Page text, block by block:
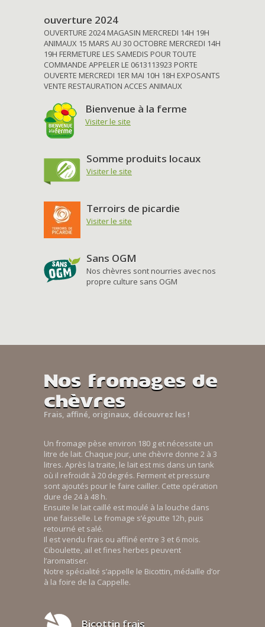
ouverture 2024
OUVERTURE 2024 MAGASIN MERCREDI 14H 19H
ANIMAUX 15 MARS AU 30 OCTOBRE MERCREDI 14H
19H FERMETURE LES SAMEDIS POUR TOUTE
COMMANDE APPELER LE 0613113923 PORTE
OUVERTE MERCREDI 1ER MAI 10H 18H EXPOSANTS
VENTE RESTAURATION ACCES ANIMAUX
Bienvenue à la ferme
Visiter le site
Somme produits locaux
Visiter le site
Terroirs de picardie
Visiter le site
Sans OGM
Nos chèvres sont nourries avec nos
propre culture sans OGM
Nos fromages de
chèvres
Frais, affiné, originaux, découvrez les !
Un fromage pèse environ 180 g et nécessite un
litre de lait. Chaque jour, une chèvre donne 2 à 3
litres. Après la traite, le lait est mis dans un tank
où il refroidit à 20 degrés. Ferment et pressure
sont ajoutés pour le faire cailler. Cette opération
dure de 24 à 48 h.
Ensuite le lait caillé est moulé à la louche dans
une faisselle. Le fromage s’égoutte 12h, puis
retourné et salé.
Il est vendu frais ou affiné entre 3 et 6 mois.
Ciboulette, ail et fines herbes peuvent
l’aromatiser.
Notre spécialité s’appelle le Bicottin, médaille d’or
à la foire de la Cappelle.
Bicottin frais